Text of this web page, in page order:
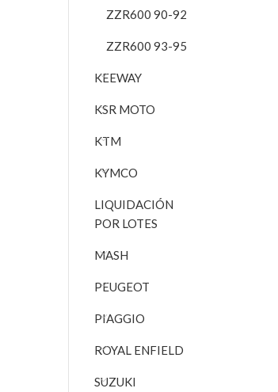
ZZR600 90-92
ZZR600 93-95
KEEWAY
KSR MOTO
KTM
KYMCO
LIQUIDACIÓN
POR LOTES
MASH
PEUGEOT
PIAGGIO
ROYAL ENFIELD
SUZUKI